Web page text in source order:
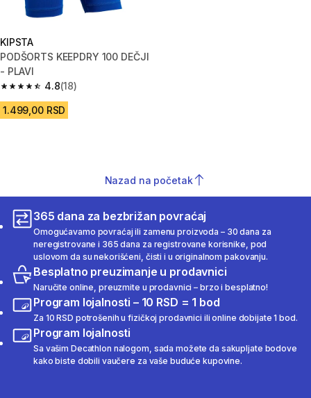
KIPSTA
PODŠORTS KEEPDRY 100 DEČJI
- PLAVI
4.8
4.8 od 5 zvezdica from 18 Recenzije
(18)
1.499,00 RSD
Nazad na početak
365 dana za bezbrižan povraćaj
Omogućavamo povraćaj ili zamenu proizvoda – 30 dana za
neregistrovane i 365 dana za registrovane korisnike, pod
uslovom da su nekorišćeni, čisti i u originalnom pakovanju.
Besplatno preuzimanje u prodavnici
Naručite online, preuzmite u prodavnici – brzo i besplatno!
Program lojalnosti – 10 RSD = 1 bod
Za 10 RSD potrošenih u fizičkoj prodavnici ili online dobijate 1 bod.
Program lojalnosti
Sa vašim Decathlon nalogom, sada možete da sakupljate bodove
kako biste dobili vaučere za vaše buduće kupovine.